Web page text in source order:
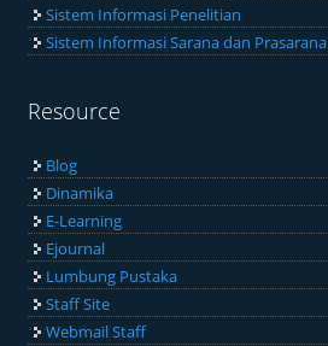
Sistem Informasi Penelitian
Sistem Informasi Sarana dan Prasarana
Resource
Blog
Dinamika
E-Learning
Ejournal
Lumbung Pustaka
Staff Site
Webmail Staff